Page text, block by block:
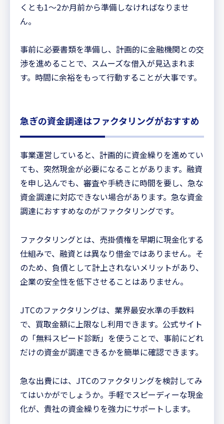
くとも1～2か月前から準備しなければなりませ
ん。
事前に必要書類を準備し、計画的に金融機関との交
渉を進めることで、スムーズな借入が見込まれま
す。時間に余裕をもって行動することが大事です。
急ぎの資金調達はファクタリングがおすすめ
事業運営していると、計画的に資金繰りを進めてい
ても、突然現金が必要になることがあります。融資
を申し込んでも、審査や手続きに時間を要し、急な
資金調達に対応できない場合があります。急な資金
調達におすすめなのがファクタリングです。
ファクタリングとは、売掛債権を早期に現金化する
仕組みで、融資とは異なり借金ではありません。そ
のため、負債として計上されないメリットがあり、
企業の安全性を低下させることはありません。
JTCのファクタリングは、業界最安水準の手数料
で、買取金額に上限なし利用できます。公式サイト
の「無料スピード診断」を使うことで、事前にどれ
だけの資金が調達できるかを簡単に確認できます。
急な出費には、JTCのファクタリングを検討してみ
てはいかがでしょうか。手軽でスピーディーな現金
化が、貴社の資金繰りを強力にサポートします。